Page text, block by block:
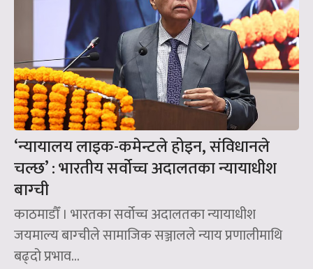
‘न्यायालय लाइक-कमेन्टले होइन, संविधानले
चल्छ’ : भारतीय सर्वोच्च अदालतका न्यायाधीश
बाग्ची
काठमाडौँ । भारतका सर्वोच्च अदालतका न्यायाधीश
जयमाल्य बाग्चीले सामाजिक सञ्जालले न्याय प्रणालीमाथि
बढ्दो प्रभाव...